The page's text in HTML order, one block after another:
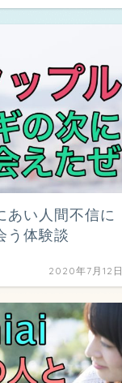
あい人間不信に
う体験談
2020年7月12日